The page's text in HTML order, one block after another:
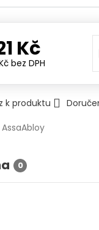
Kč
bez DPH
k produktu
AssaAbloy
0